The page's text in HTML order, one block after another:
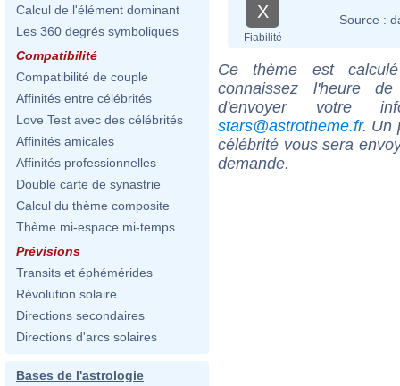
Calcul de l'élément dominant
Les 360 degrés symboliques
Compatibilité
Compatibilité de couple
Affinités entre célébrités
Love Test avec des célébrités
Affinités amicales
Affinités professionnelles
Double carte de synastrie
Calcul du thème composite
Thème mi-espace mi-temps
Prévisions
Transits et éphémérides
Révolution solaire
Directions secondaires
Directions d'arcs solaires
Bases de l'astrologie
X
Fiabilité
Source :
Ce thème est
connaissez l'heure
d'envoyer votre
stars@astrotheme.fr. Un
célébrité vous sera
demande.